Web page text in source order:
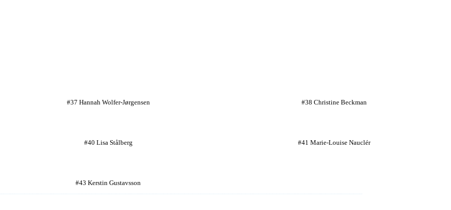
#37 Hannah Wolfer-Jørgensen #38 Christine Beckman
#40 Lisa Stålberg #41 Marie-Louise Nauclér
#43 Kerstin Gustavsson